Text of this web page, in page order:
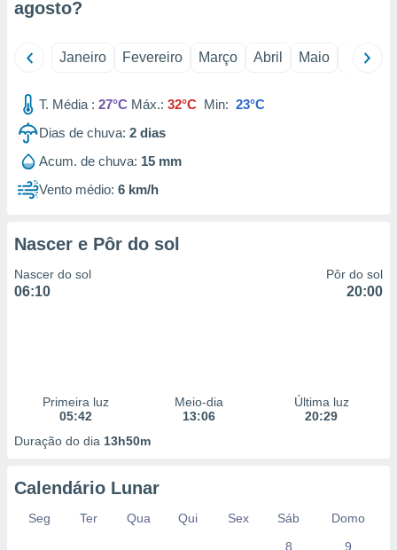
criar
medir
da
de
ou
agosto?
Janeiro Fevereiro Março Abril Maio Junho
T. Média : 27°C Máx.: 32°C Min: 23°C
Dias de chuva: 2 dias
Acum. de chuva: 15 mm
Vento médio: 6 km/h
Nascer e Pôr do sol
Nascer do sol
06:10
Pôr do sol
20:00
Primeira luz
05:42
Meio-dia
13:06
Última luz
20:29
Duração do dia 13h50m
Calendário Lunar
Seg Ter Qua Qui Sex Sáb
Domo
8
9